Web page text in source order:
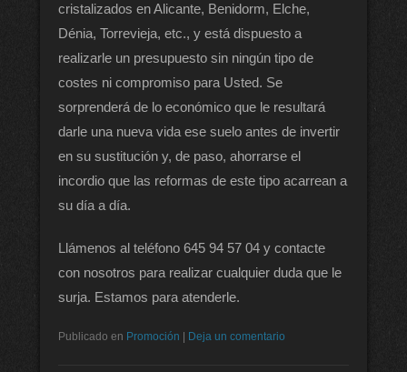
cristalizados en Alicante, Benidorm, Elche,
Dénia, Torrevieja, etc., y está dispuesto a
realizarle un presupuesto sin ningún tipo de
costes ni compromiso para Usted. Se
sorprenderá de lo económico que le resultará
darle una nueva vida ese suelo antes de invertir
en su sustitución y, de paso, ahorrarse el
incordio que las reformas de este tipo acarrean a
su día a día.
Llámenos al teléfono 645 94 57 04 y contacte
con nosotros para realizar cualquier duda que le
surja. Estamos para atenderle.
Publicado en Promoción Deja un comentario